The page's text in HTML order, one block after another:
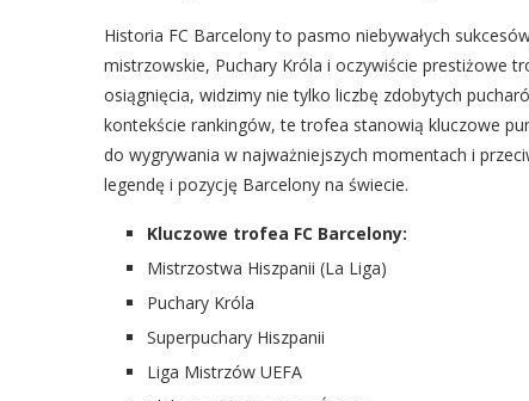
Historia FC Barcelony to pasmo niebywałych
mistrzowskie, Puchary Króla i oczywiście prestiżowe
osiągnięcia, widzimy nie tylko liczbę zdobytych
kontekście rankingów, te trofea stanowią kluczowe
do wygrywania w najważniejszych momentach i
legendę i pozycję Barcelony na świecie.
Kluczowe trofea FC Barcelony:
Mistrzostwa Hiszpanii (La Liga)
Puchary Króla
Superpuchary Hiszpanii
Liga Mistrzów UEFA